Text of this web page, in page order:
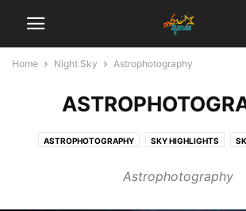
Home Night Sky Astrophotography
ASTROPHOTOGRAPHY SKY HIGHLIGHTS
Astrophotography